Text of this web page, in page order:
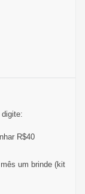
R$40
um brinde (kit